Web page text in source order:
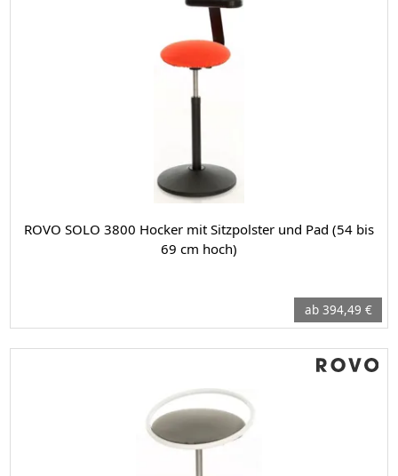
ROVO SOLO 3800 Hocker mit Sitzpolster und Pad (54 bis
69 cm hoch)
ab 394,49 €